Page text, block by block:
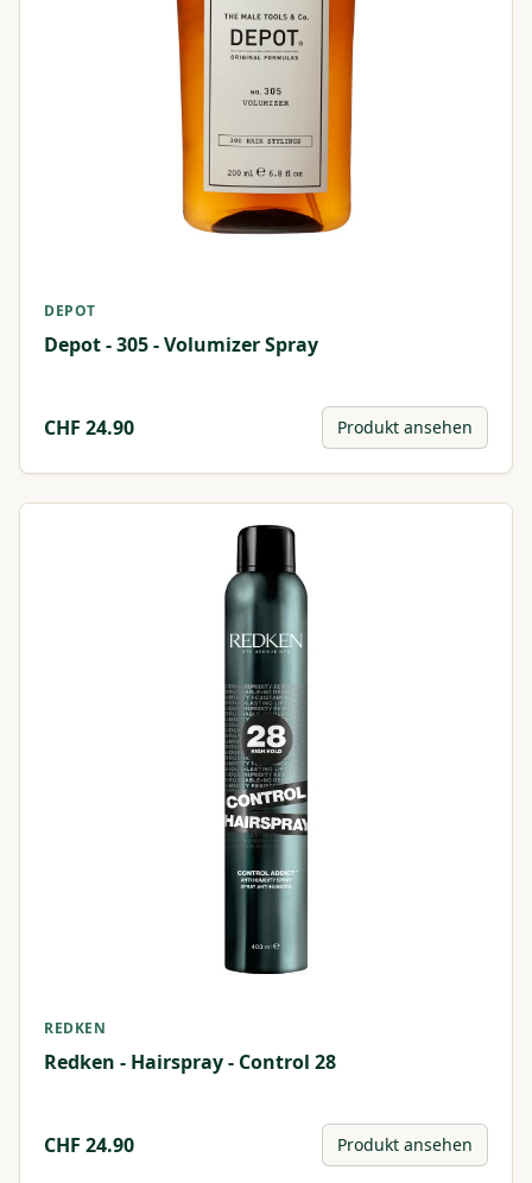
DEPOT
Depot - 305 - Volumizer Spray
CHF 24.90 Produkt ansehen
REDKEN
Redken - Hairspray - Control 28
CHF 24.90 Produkt ansehen